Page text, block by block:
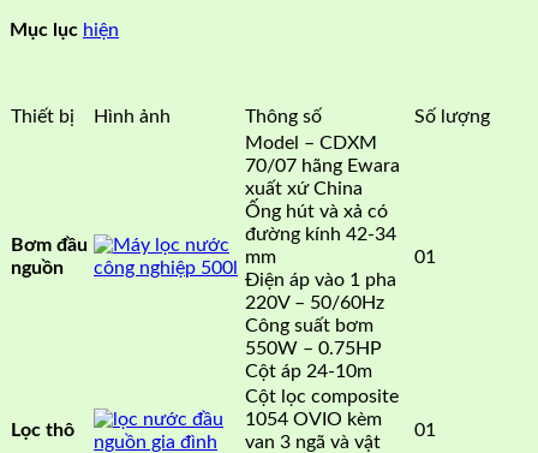
Mục lục hiện
Thiết bị Hình ảnh Thông số Số lượng
Bơm đầu
nguồn
Model – CDXM
70/07 hãng Ewara
xuất xứ China
Ống hút và xả có
đường kính 42-34
mm
Điện áp vào 1 pha
220V – 50/60Hz
Công suất bơm
550W – 0.75HP
Cột áp 24-10m
01
Lọc thô
Cột lọc composite
1054 OVIO kèm
van 3 ngã và vật
01